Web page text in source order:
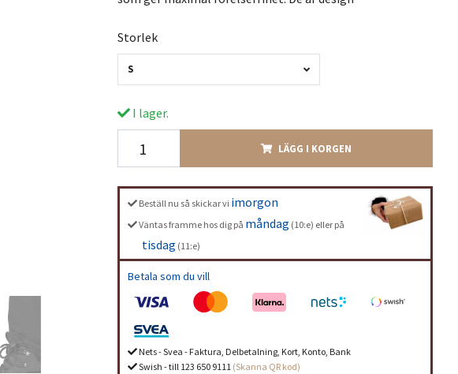
Storlek
S
I lager.
LÄGG I KORGEN
Beställ nu så skickar vi imorgon
Väntas framme hos dig på måndag (10:e) eller på
tisdag (11:e)
Betala som du vill
Nets - Svea - Faktura, Delbetalning, Kort, Konto, Bank
Swish - till 123 650 9111 (Skanna QR kod)